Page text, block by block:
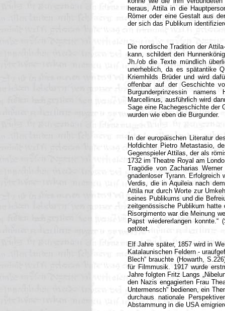
heraus, Attila in die
Römer oder eine Gestalt aus
der sich das Publikum
Die nordische Tradition der
kann, schildert den
Jh./ob die Texte mündlich
unerheblich, da es spätantike
Kriemhilds Brüder und wird
offenbar auf der Geschichte
Burgunderprinzessin
Marcellinus, ausführlich wird
Sage eine Rachegeschichte der
wurden wie eben die Burgunder.
In der europäischen Literatur
Hofdichter Pietro Metastasio,
Gegenspieler Attilas, der als
1732 im Theatre Royal am
Tragödie von Zacharias
gnadenloser Tyrann. Erfolgreich
Verdis, die in Aquileia nach
Attila nur durch Worte zur
seines Publikums und die
zeitgenössische Publikum hatte
Risorgimento war die Meinung
Papst wiedererlangen
getötet.
Elf Jahre später, 1857 wird in
Katalaunischen Feldern -
Blech“ brauchte (Howarth,
für Filmmusik. 1917 wurde
Jahre folgten Fritz Langs
den Nazis engagierten Frau
Untermensch“ bedienen, ein
durchaus nationale
Abstammung in die USA